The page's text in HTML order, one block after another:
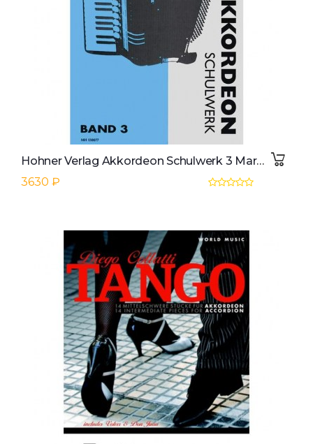
Hohner Verlag Akkordeon Schulwerk 3 Margot Eisenmann
3630 ₽